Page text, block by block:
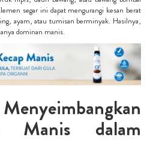
segar ini dapat mengurangi kesan berat
ayam, atau tumisan berminyak. Hasilnya,
dominan manis.
Manis dalam